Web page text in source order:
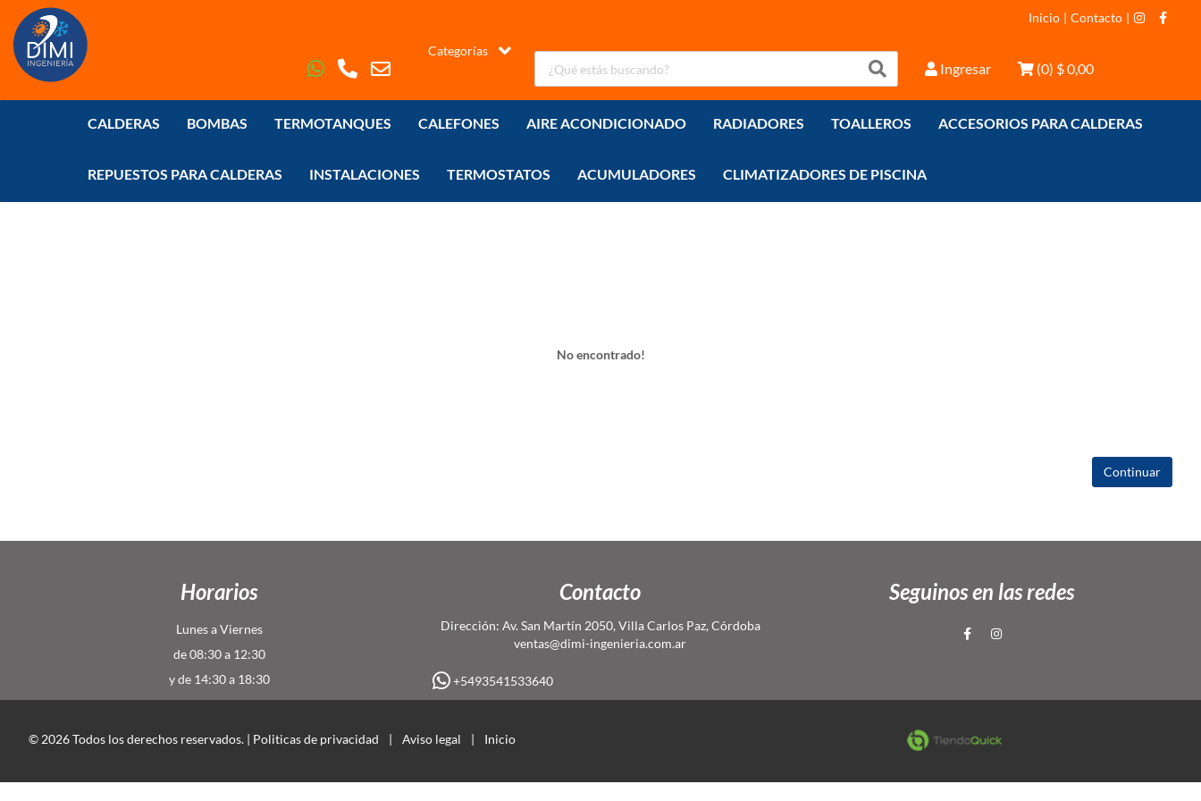
Inicio | Contacto |
Categorías
Ingresar (0) $ 0,00
CALDERAS BOMBAS TERMOTANQUES CALEFONES AIRE ACONDICIONADO RADIADORES TOALLEROS ACCESORIOS PARA CALDERAS
REPUESTOS PARA CALDERAS INSTALACIONES TERMOSTATOS ACUMULADORES CLIMATIZADORES DE PISCINA
No encontrado!
Continuar
Horarios
Lunes a Viernes
de 08:30 a 12:30
y de 14:30 a 18:30
Contacto
Dirección: Av. San Martín 2050, Villa Carlos Paz, Córdoba
ventas@dimi-ingenieria.com.ar
+5493541533640
Seguinos en las redes
© 2026 Todos los derechos reservados. | Politicas de privacidad | Aviso legal | Inicio